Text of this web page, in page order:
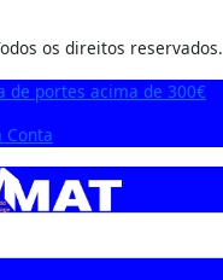
os direitos reservados.
de portes acima de 300€
Conta